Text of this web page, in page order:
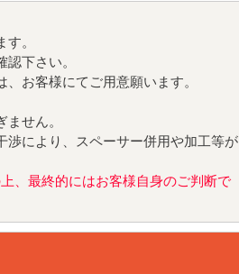
。
下さい。
お客様にてご用意願います。
せん。
により、スペーサー併用や加工等が
、最終的にはお客様自身のご判断で